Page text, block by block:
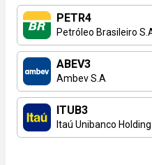
PETR4
Petróleo Brasileiro
ABEV3
Ambev S.A
ITUB3
Itaú Unibanco